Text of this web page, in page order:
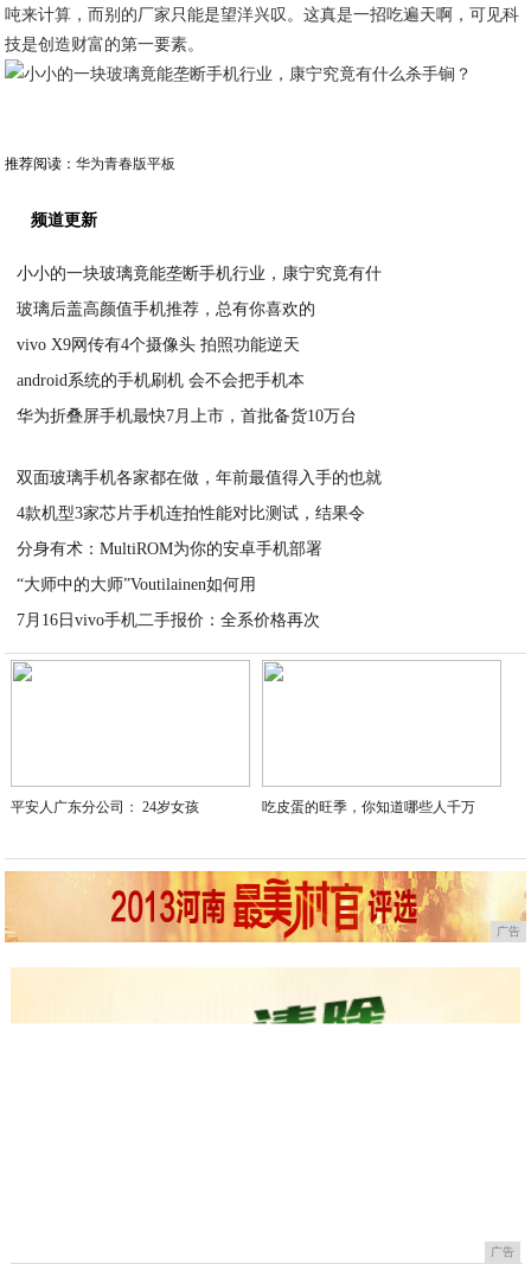
吨来计算，而别的厂家只能是望洋兴叹。这真是一招吃遍天啊，可见科
技是创造财富的第一要素。
推荐阅读：华为青春版平板
频道更新
小小的一块玻璃竟能垄断手机行业，康宁究竟有什
玻璃后盖高颜值手机推荐，总有你喜欢的
vivo X9网传有4个摄像头 拍照功能逆天
android系统的手机刷机 会不会把手机本
华为折叠屏手机最快7月上市，首批备货10万台
双面玻璃手机各家都在做，年前最值得入手的也就
4款机型3家芯片手机连拍性能对比测试，结果令
分身有术：MultiROM为你的安卓手机部署
“大师中的大师”Voutilainen如何用
7月16日vivo手机二手报价：全系价格再次
2020-05-30
平安人广东分公司： 24岁女孩 吃皮蛋的旺季，你知道哪些人千万
广告
广告